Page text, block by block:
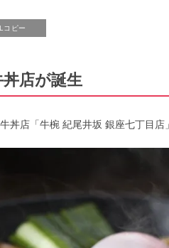
コピー
店が誕生
丼店「牛椀 紀尾井坂 銀座七丁目店